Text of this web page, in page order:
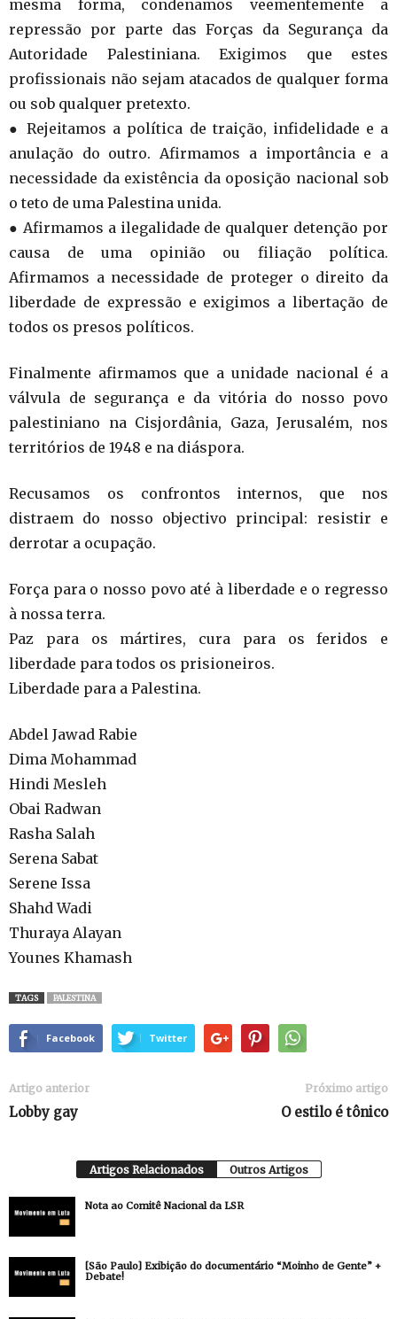
mesma forma, condenamos veementemente a
repressão por parte das Forças da Segurança da
Autoridade Palestiniana. Exigimos que estes
profissionais não sejam atacados de qualquer forma
ou sob qualquer pretexto.
● Rejeitamos a política de traição, infidelidade e a
anulação do outro. Afirmamos a importância e a
necessidade da existência da oposição nacional sob
o teto de uma Palestina unida.
● Afirmamos a ilegalidade de qualquer detenção por
causa de uma opinião ou filiação política.
Afirmamos a necessidade de proteger o direito da
liberdade de expressão e exigimos a libertação de
todos os presos políticos.
Finalmente afirmamos que a unidade nacional é a
válvula de segurança e da vitória do nosso povo
palestiniano na Cisjordânia, Gaza, Jerusalém, nos
territórios de 1948 e na diáspora.
Recusamos os confrontos internos, que nos
distraem do nosso objectivo principal: resistir e
derrotar a ocupação.
Força para o nosso povo até à liberdade e o regresso
à nossa terra.
Paz para os mártires, cura para os feridos e
liberdade para todos os prisioneiros.
Liberdade para a Palestina.
Abdel Jawad Rabie
Dima Mohammad
Hindi Mesleh
Obai Radwan
Rasha Salah
Serena Sabat
Serene Issa
Shahd Wadi
Thuraya Alayan
Younes Khamash
TAGS PALESTINA
Facebook Twitter
Artigo anterior
Lobby gay
Próximo artigo
O estilo é tônico
Artigos Relacionados Outros Artigos
Nota ao Comitê Nacional da LSR
[São Paulo] Exibição do documentário “Moinho de Gente” +
Debate!